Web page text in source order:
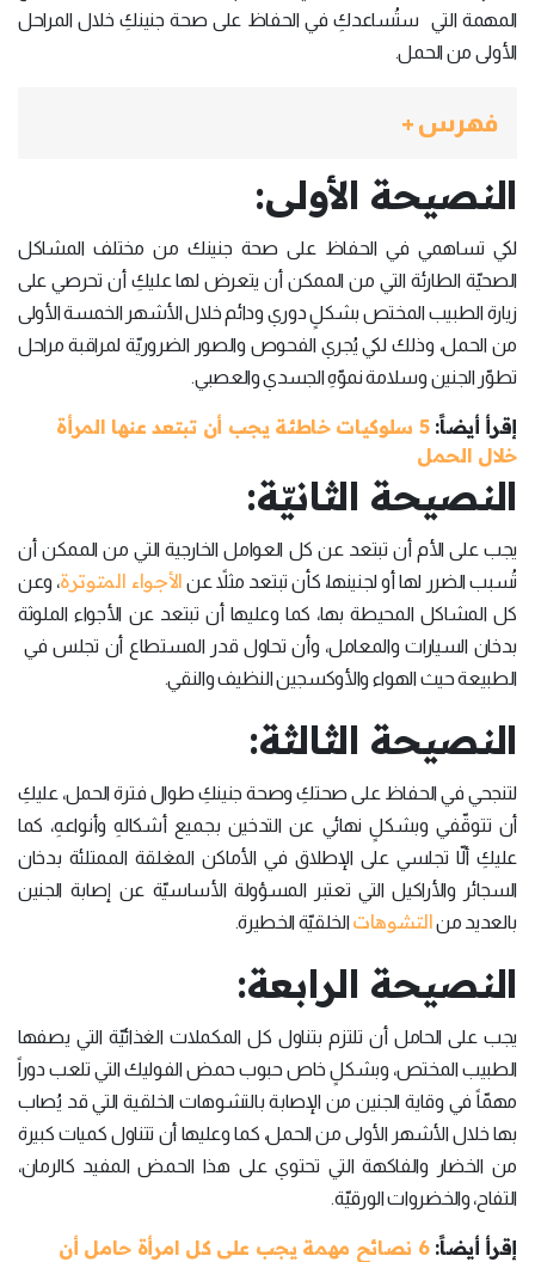
المهمة التي ستُساعدكِ في الحفاظ على صحة جنينكِ خلال المراحل
الأولى من الحمل.
فهرس +
النصيحة الأولى:
لكي تساهمي في الحفاظ على صحة جنينك من مختلف المشاكل
الصحيّة الطارئة التي من الممكن أن يتعرض لها عليكِ أن تحرصي على
زيارة الطبيب المختص بشكلٍ دوري ودائم خلال الأشهر الخمسة الأولى
من الحمل، وذلك لكي يُجري الفحوص والصور الضروريّة لمراقبة مراحل
تطوّر الجنين وسلامة نموّهِ الجسدي والعصبي.
إقرأ أيضاً:
5 سلوكيات خاطئة يجب أن تبتعد عنها المرأة
خلال الحمل
النصيحة الثانيّة:
يجب على الأم أن تبتعد عن كل العوامل الخارجية التي من الممكن أن
تُسبب الضرر لها أو لجنينها، كأن تبتعد مثلاً عن الأجواء المتوترة، وعن
كل المشاكل المحيطة بها، كما وعليها أن تبتعد عن الأجواء الملوثة
بدخان السيارات والمعامل، وأن تحاول قدر المستطاع أن تجلس في
الطبيعة حيث الهواء والأوكسجين النظيف والنقي.
النصيحة الثالثة:
لتنجحي في الحفاظ على صحتكِ وصحة جنينكِ طوال فترة الحمل، عليكِ
أن تتوقّفي وبشكلٍ نهائي عن التدخين بجميع أشكالهِ وأنواعهِ، كما
عليكِ ألّا تجلسي على الإطلاق في الأماكن المغلقة الممتلئة بدخان
السجائر والأراكيل التي تعتبر المسؤولة الأساسيّة عن إصابة الجنين
بالعديد منالتشوهات الخلقيّة الخطيرة.
النصيحة الرابعة:
يجب على الحامل أن تلتزم بتناول كل المكملات الغذائيّة التي يصفها
الطبيب المختص، وبشكلٍ خاص حبوب حمض الفوليك التي تلعب دوراً
مهمّاً في وقاية الجنين من الإصابة بالتشوهات الخلقية التي قد يُصاب
بها خلال الأشهر الأولى من الحمل، كما وعليها أن تتناول كميات كبيرة
من الخضار والفاكهة التي تحتوي على هذا الحمض المفيد كالرمان،
التفاح، والخضروات الورقيّة.
إقرأ أيضاً:
6 نصائح مهمة يجب على كل امرأة حامل أن